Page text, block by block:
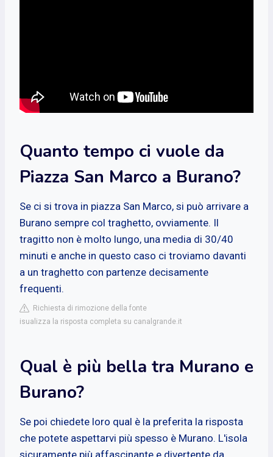
Quanto tempo ci vuole da
Piazza San Marco a Burano?
Se ci si trova in piazza San Marco, si può arrivare a
Burano sempre col traghetto, ovviamente. Il
tragitto non è molto lungo, una media di 30/40
minuti e anche in questo caso ci troviamo davanti
a un traghetto con partenze decisamente
frequenti.
Richiesta di rimozione della fonte
isualizza la risposta completa su canalgrande.it
Qual è più bella tra Murano e
Burano?
Se poi chiedete loro qual è la preferita la risposta
che potete aspettarvi più spesso è Murano. L'isola
sicuramente più affascinante e divertente da